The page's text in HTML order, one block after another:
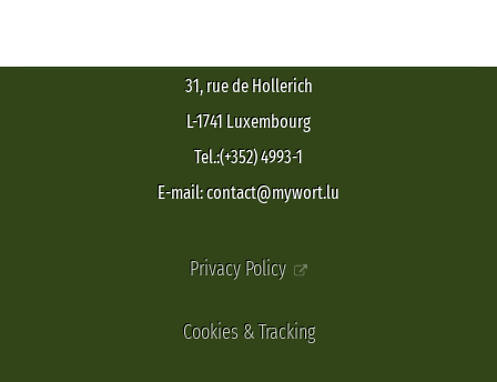
31, rue de Hollerich
L-1741 Luxembourg
Tel.:(+352) 4993-1
E-mail: contact@mywort.lu
Privacy Policy
Cookies & Tracking